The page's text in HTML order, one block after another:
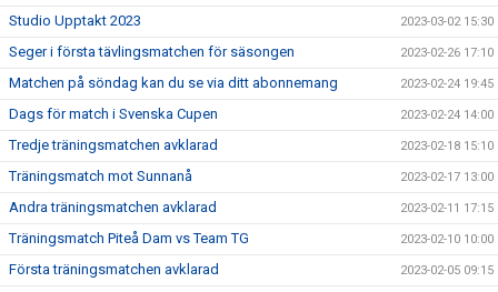
Studio Upptakt 2023 2023-03-02 15:30
Seger i första tävlingsmatchen för säsongen 2023-02-26 17:10
Matchen på söndag kan du se via ditt abonnemang 2023-02-24 19:45
Dags för match i Svenska Cupen 2023-02-24 14:00
Tredje träningsmatchen avklarad 2023-02-18 15:10
Träningsmatch mot Sunnanå 2023-02-17 13:00
Andra träningsmatchen avklarad 2023-02-11 17:15
Träningsmatch Piteå Dam vs Team TG 2023-02-10 10:00
Första träningsmatchen avklarad 2023-02-05 09:15